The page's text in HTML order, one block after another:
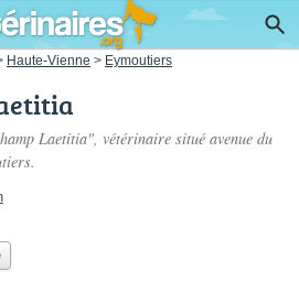
Haute-Vienne > Eymoutiers
Laetitia", vétérinaire situé avenue du